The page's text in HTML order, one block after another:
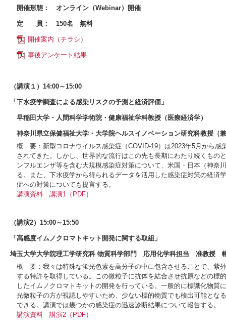
開催形態： オンライン（Webinar）開催
定 員： 150名 無料
開催案内（チラシ）
事後アンケート結果
（講演１）14:00～15:00
「下水疫学調査による感染リスクの予測と経済評価」
早稲田大学・人間科学学術院・健康福祉学科教授（医療経済学）
神奈川県立保健福祉大学・大学院ヘルスイノベーション研究科教授
概 要：新型コロナウイルス感染症（COVID-19）は2023年5月から感
されてきた。しかし、世界的な流行はこの先も長期にわたり続くもの
ンフルエンザ等を含む大規模感染症対策について、米国・日本（神奈
る。また、下水疫学から得られるデータを活用した感染症対策の経済
症への対策についても提言する。
講演資料 講演1（PDF）
（講演2）15:00～15:50
「高感度イムノクロマトキット開発に関する取組」
埼玉大学大学院理工学研究科 物質科学部門 応用化学科担当 准教授
概 要：我々は特殊な蛍光色素を高分子の中に包含させることで、紫
する特許を取得している。この微粒子に抗体を結合させ抗原などの標
したイムノクロマトキットの開発を行っている。一般的に標識化物質
光微粒子の方が視認しやすいため、少ない標的物質でも検出可能とな
できる。講演では幾つかの感染症の迅速診断結果について報告する。
講演資料 講演2（PDF）